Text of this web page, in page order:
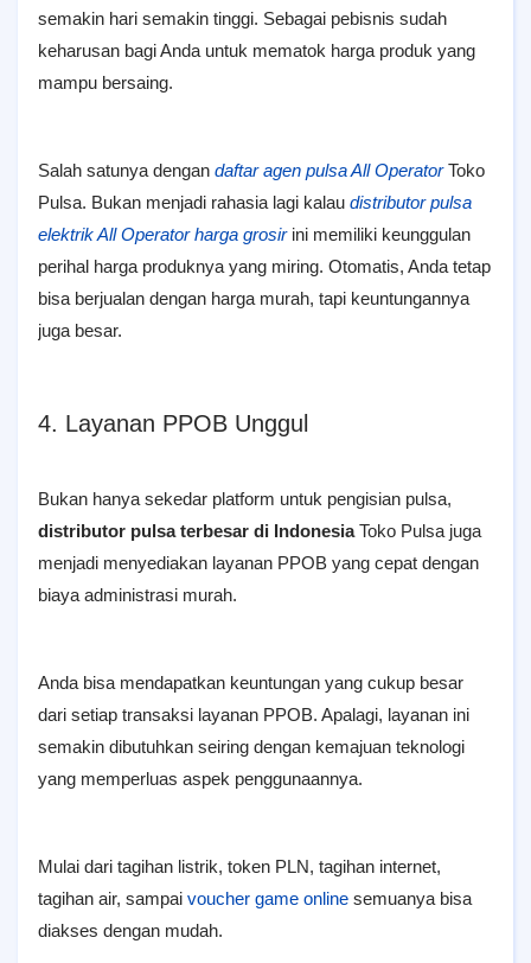
semakin hari semakin tinggi. Sebagai pebisnis sudah
keharusan bagi Anda untuk mematok harga produk yang
mampu bersaing.
Salah satunya dengan daftar agen pulsa All OperatorToko
Pulsa. Bukan menjadi rahasia lagi kalau distributor pulsa
elektrik All Operator harga grosirini memiliki keunggulan
perihal harga produknya yang miring. Otomatis, Anda tetap
bisa berjualan dengan harga murah, tapi keuntungannya
juga besar.
4. Layanan PPOB Unggul
Bukan hanya sekedar platform untuk pengisian pulsa,
distributor pulsa terbesar di IndonesiaToko Pulsa juga
menjadi menyediakan layanan PPOB yang cepat dengan
biaya administrasi murah.
Anda bisa mendapatkan keuntungan yang cukup besar
dari setiap transaksi layanan PPOB. Apalagi, layanan ini
semakin dibutuhkan seiring dengan kemajuan teknologi
yang memperluas aspek penggunaannya.
Mulai dari tagihan listrik, token PLN, tagihan internet,
tagihan air, sampai voucher game online semuanya bisa
diakses dengan mudah.